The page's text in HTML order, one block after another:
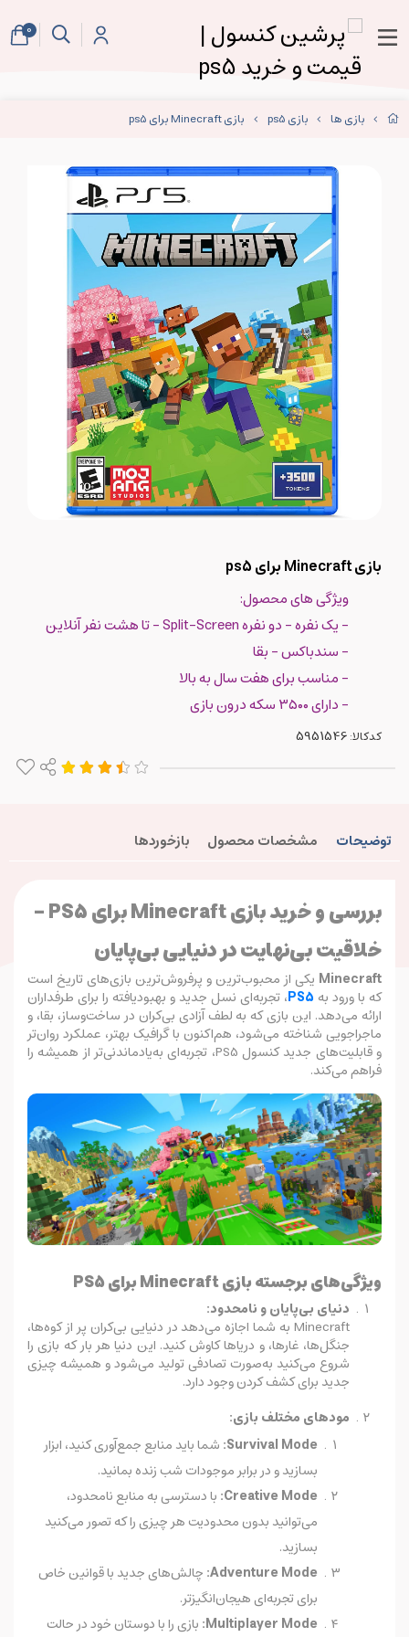
بازی ها بازی ps5 بازی Minecraft برای ps5
بازی Minecraft برای ps5
ویژگی های محصول:
- یک نفره - دو نفره Split-Screen - تا هشت نفر آنلاین
- سندباکس - بقا
- مناسب برای هفت سال به بالا
- دارای ۳۵۰۰ سکه درون بازی
کدکالا:
توضیحات مشخصات محصول بازخوردها
بررسی و خرید بازی Minecraft برای PS5 –
خلاقیت بی‌نهایت در دنیایی بی‌پایان
Minecraft یکی از محبوب‌ترین و پرفروش‌ترین بازی‌های تاریخ است
که با ورود به PS5، تجربه‌ای نسل جدید و بهبود‌یافته را برای طرفداران
ارائه می‌دهد. این بازی که به لطف آزادی بی‌کران در ساخت‌وساز، بقا، و
ماجراجویی شناخته می‌شود، هم‌اکنون با گرافیک بهتر، عملکرد روان‌تر
و قابلیت‌های جدید کنسول PS5، تجربه‌ای به‌یادماندنی‌تر از همیشه را
فراهم می‌کند.
ویژگی‌های برجسته بازی Minecraft برای PS5
دنیای بی‌پایان و نامحدود:
Minecraft به شما اجازه می‌دهد در دنیایی بی‌کران پر از کوه‌ها،
جنگل‌ها، غارها، و دریاها کاوش کنید. این دنیا هر بار که بازی را
شروع می‌کنید به‌صورت تصادفی تولید می‌شود و همیشه چیزی
جدید برای کشف کردن وجود دارد.
مودهای مختلف بازی:
Survival Mode: شما باید منابع جمع‌آوری کنید، ابزار
بسازید و در برابر موجودات شب زنده بمانید.
Creative Mode: با دسترسی به منابع نامحدود،
می‌توانید بدون محدودیت هر چیزی را که تصور می‌کنید
بسازید.
Adventure Mode: چالش‌های جدید با قوانین خاص
برای تجربه‌ای هیجان‌انگیزتر.
Multiplayer Mode: بازی را با دوستان خود در حالت
0